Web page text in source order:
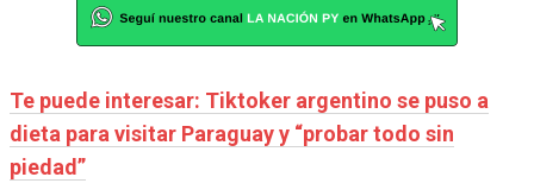
Te puede interesar: Tiktoker argentino se puso a
dieta para visitar Paraguay y “probar todo sin
piedad”